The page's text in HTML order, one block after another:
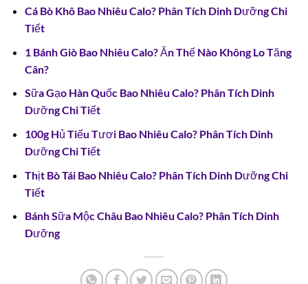
Cá Bò Khô Bao Nhiêu Calo? Phân Tích Dinh Dưỡng Chi
Tiết
1 Bánh Giò Bao Nhiêu Calo? Ăn Thế Nào Không Lo Tăng
Cân?
Sữa Gạo Hàn Quốc Bao Nhiêu Calo? Phân Tích Dinh
Dưỡng Chi Tiết
100g Hủ Tiếu Tươi Bao Nhiêu Calo? Phân Tích Dinh
Dưỡng Chi Tiết
Thịt Bò Tái Bao Nhiêu Calo? Phân Tích Dinh Dưỡng Chi
Tiết
Bánh Sữa Mộc Châu Bao Nhiêu Calo? Phân Tích Dinh
Dưỡng